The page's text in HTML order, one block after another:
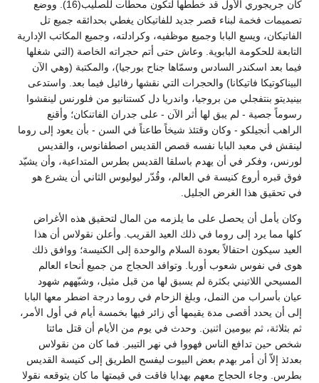
كان جريجوري الأول قد خططها لتكون محطات للصليب(16). ووضع
تصميمات فخمة لبناء قصر جديد للفاتيكان يغطي بحدائقه جميع تل
الفاتيكان، ويسع البابا وجميع موظفيه، وكرادلته، وجميع المكاتب الإدارية
التابعة للحكومة البابوية. وعاش حتى أتم حجراته الخاصة (التي شغلها
فيما بعد اسكندر السادس وسمّاها جناح بورجيا)، والمكتبة (وهي الآن
البيناكوتيكا فاتيكانا) والحجرات التي نقشها رفائيل فيما بعد. واستدعى
بينيديتو بنتفجلي من بروجيا، واندريا دل كستنانيو من فلورنس لينقشوا
رسوماً جصية - لم يبق لها أثر الآن - على جدران الفاتنكان؛ وأقنع
الراهب أنجيلكو - وكان وقتئذ شيخاً طاعناً في السن - بأن يعود إلى روما
لينقش في معبد البابا نفسه قصص القديس اصطفانوس، والقديس
لورنس، وفكر في أن يهدم باسلقا القديس بطرس المتداعية، وأن يشيّد
فوق قبره أروع كنيسة في العالم، وقُدّر ليوليوس الثاني أن يشرع هو
في تحقيق هذا الغرض الجليل.
وكان يأمل أن يحصل على ما يلزمه من المال لتحقيق هذه الأغراض
كلها مما يرد إلى روما في ذلك العيد القريب. وأعلن نقولاس أن هذا
العيد سيكون احتفالاً بعودة السلام والوحدة إلى الكنيسة؛ ووافق ذلك
هوى في نفوس شعوب أوربا. وتوافد الحجاج من جميع أنحاء العالم
المسيحي اللاتيني بكثرة لم يسبق لها من قبل مثيل، وشبّههم شهود
عيان بأسراب من النمل، وبلغ الزحام في روما درجة اضطر معها البابا
إلى أن يحدد أقصى مدة يقيمها أي زائر فيها بخمسة أيام في أول الأمر،
ثم بثلاثة، ثم بيومين اثنين. وحدث في يوم من الأيام أن قتل مائتا
شخص حين تدافع الناس فهووا في نهر التيبر. فما كان من نقولاس
بعدئذ إلاّ أن أمر بهدم بعض البيوت ليفسح الطريق إلى كنيسة القديس
بطرس. وجاء الحجاج معهم بهدايا فاقت في قيمتها ما كان يتوقعه نقولا